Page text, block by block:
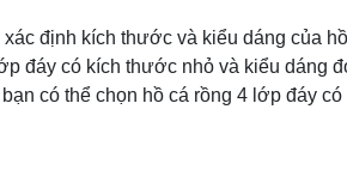
định kích thước và kiểu dáng của hồ
đáy có kích thước nhỏ và kiểu dáng
có thể chọn hồ cá rồng 4 lớp đáy